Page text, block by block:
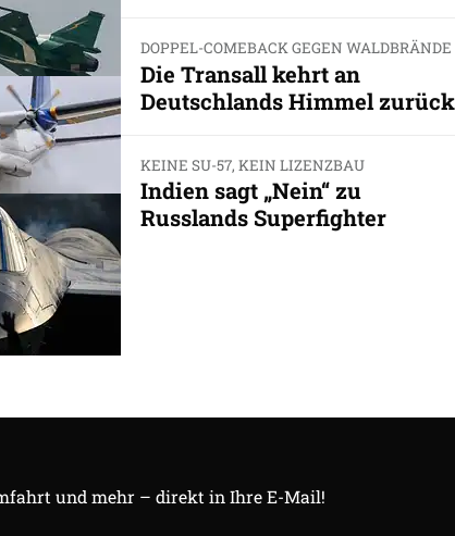
DOPPEL-COMEBACK GEGEN WALDBRÄNDE
Die Transall kehrt an
Deutschlands Himmel
KEINE SU-57, KEIN LIZENZBAU
Indien sagt „Nein“ zu
Russlands Superfighter
und mehr – direkt in Ihre E-Mail!